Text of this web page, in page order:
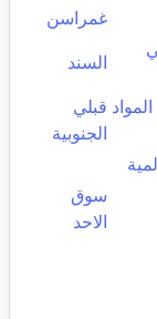
غمراسن
السند
قبلي
الجنوبية
سوق
الاحد